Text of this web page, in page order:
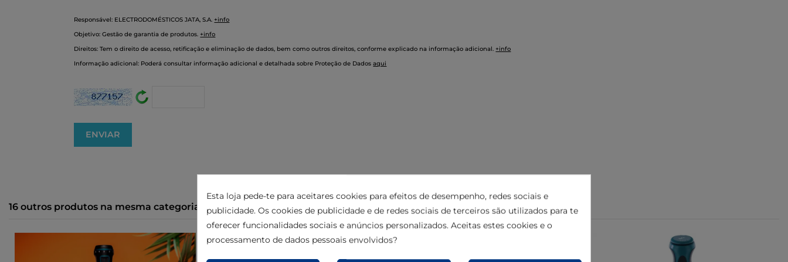
Responsável: ELECTRODOMÉSTICOS JATA, S.A.+info
Objetivo: Gestão de garantia de produtos.+info
Direitos: Tem o direito de acesso, retificação e eliminação de dados, bem como outros direitos, conforme explicado na informação adicional.+info
Informação adicional: Poderá consultar informação adicional e detalhada sobre Proteção de Dadosaqui
16 outros produtos na mesma categoria:
Esta loja pede-te para aceitares cookies para efeitos de desempenho, redes sociais e
publicidade. Os cookies de publicidade e de redes sociais de terceiros são utilizados para te
oferecer funcionalidades sociais e anúncios personalizados. Aceitas estes cookies e o
processamento de dados pessoais envolvidos?